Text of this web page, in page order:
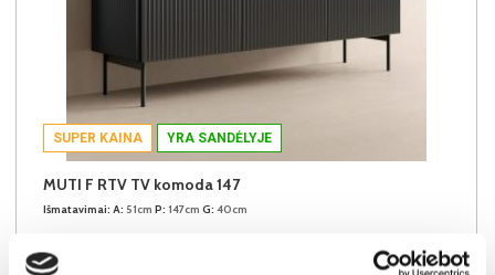
SUPER KAINA YRA SANDĖLYJE
MUTI F RTV TV komoda 147
Išmatavimai: A: 51cm P: 147cm G: 40cm
Pritaikyta nuolaida